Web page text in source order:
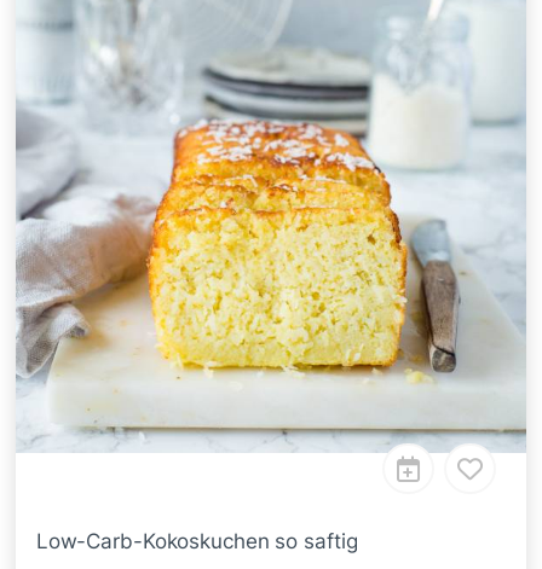
Low-Carb-Kokoskuchen so saftig